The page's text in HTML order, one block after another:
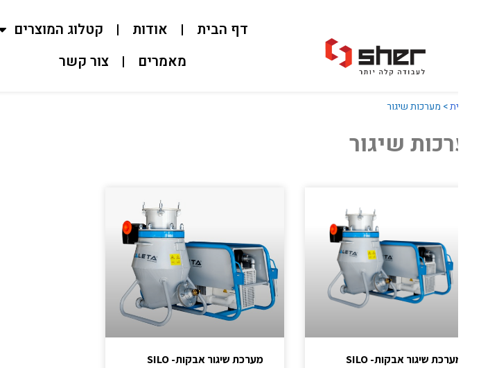
דף הבית אודות
קטלוג המוצרים
מאמרים
צור קשר
מערכות שיגור
שיגור
מערכת שיגור אבקות- SILO
מערכת שיגור אבקות- SILO